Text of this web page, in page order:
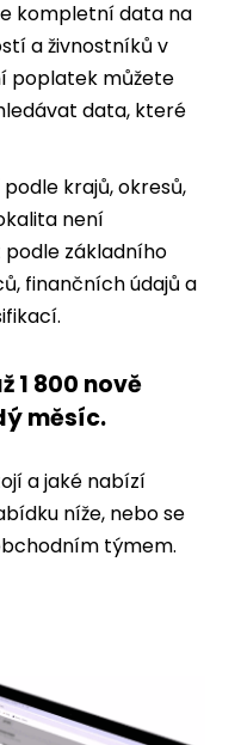
poplatek můžete
data, které
krajů, okresů,
není
základního
finančních údajů a
800 nově
a jaké nabízí
týmem.